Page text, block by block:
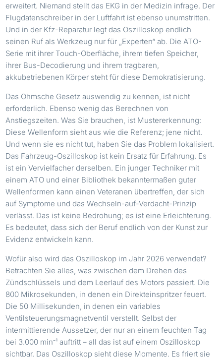
erweitert. Niemand stellt das EKG in der Medizin infrage. Der
Flugdatenschreiber in der Luftfahrt ist ebenso unumstritten.
Und in der Kfz-Reparatur legt das Oszilloskop endlich
seinen Ruf als Werkzeug nur für „Experten“ ab. Die ATO-
Serie mit ihrer Touch-Oberfläche, ihrem tiefen Speicher,
ihrer Bus-Decodierung und ihrem tragbaren,
akkubetriebenen Körper steht für diese Demokratisierung.
Das Ohmsche Gesetz auswendig zu kennen, ist nicht
erforderlich. Ebenso wenig das Berechnen von
Anstiegszeiten. Was Sie brauchen, ist Mustererkennung:
Diese Wellenform sieht aus wie die Referenz; jene nicht.
Und wenn sie es nicht tut, haben Sie das Problem lokalisiert.
Das Fahrzeug-Oszilloskop ist kein Ersatz für Erfahrung. Es
ist ein Vervielfacher derselben. Ein junger Techniker mit
einem ATO und einer Bibliothek bekanntermaßen guter
Wellenformen kann einen Veteranen übertreffen, der sich
auf Symptome und das Wechseln-auf-Verdacht-Prinzip
verlässt. Das ist keine Bedrohung; es ist eine Erleichterung.
Es bedeutet, dass sich der Beruf endlich von der Kunst zur
Evidenz entwickeln kann.
Wofür also wird das Oszilloskop im Jahr 2026 verwendet?
Betrachten Sie alles, was zwischen dem Drehen des
Zündschlüssels und dem Leerlauf des Motors passiert. Die
800 Mikrosekunden, in denen ein Direkteinspritzer feuert.
Die 50 Millisekunden, in denen ein variables
Ventilsteuerungsmagnetventil verstellt. Selbst der
intermittierende Aussetzer, der nur an einem feuchten Tag
bei 3.000 min⁻¹ auftritt – all das ist auf einem Oszilloskop
sichtbar. Das Oszilloskop sieht diese Momente. Es friert sie